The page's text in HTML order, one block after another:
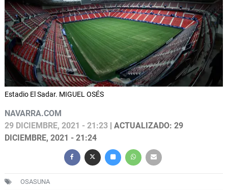
Estadio El Sadar. MIGUEL OSÉS
NAVARRA.COM
29 DICIEMBRE, 2021 - 21:23 | ACTUALIZADO: 29
DICIEMBRE, 2021 - 21:24
OSASUNA